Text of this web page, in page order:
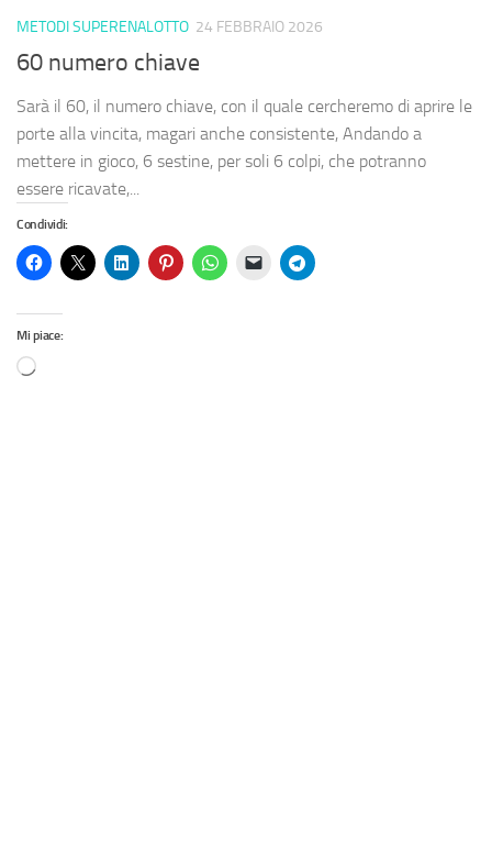
METODI SUPERENALOTTO 24 FEBBRAIO 2026
60 numero chiave
Sarà il 60, il numero chiave, con il quale cercheremo di aprire le
porte alla vincita, magari anche consistente, Andando a
mettere in gioco, 6 sestine, per soli 6 colpi, che potranno
essere ricavate,...
Condividi:
Mi piace: